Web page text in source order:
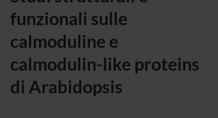
funzionali sulle
calmoduline e
calmodulin-like proteins
di Arabidopsis